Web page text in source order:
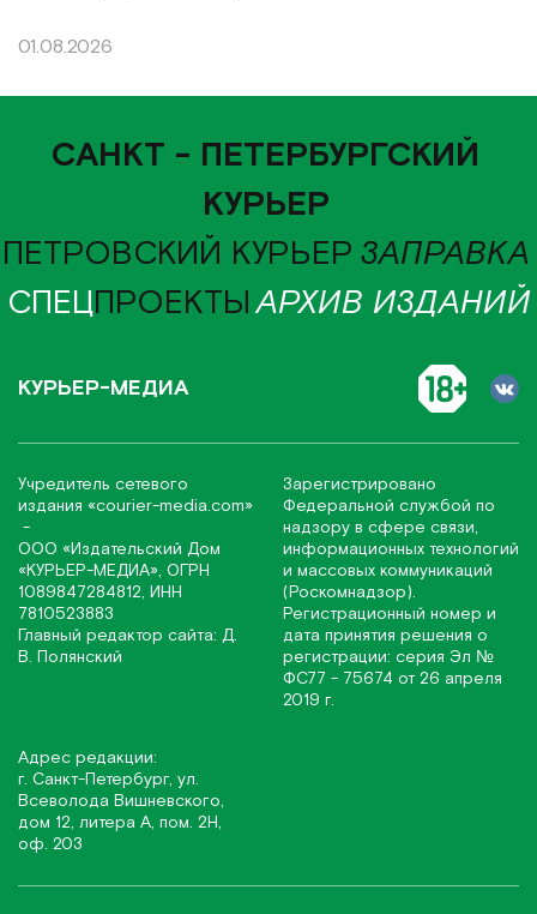
01.08.2026
САНКТ - ПЕТЕРБУРГСКИЙ
КУРЬЕР
ПЕТРОВСКИЙ КУРЬЕР ЗАПРАВКА
СПЕЦПРОЕКТЫАРХИВ ИЗДАНИЙ
КУРЬЕР-МЕДИА
Учредитель сетевого
издания «соurier-media.com»
-
ООО «Издательский Дом
«КУРЬЕР-МЕДИА», ОГРН
1089847284812, ИНН
7810523883
Главный редактор сайта: Д.
В. Полянский
Зарегистрировано
Федеральной службой по
надзору в сфере связи,
информационных технологий
и массовых коммуникаций
(Роскомнадзор).
Регистрационный номер и
дата принятия решения о
регистрации: серия Эл №
ФС77 - 75674 от 26 апреля
2019 г.
Адрес редакции:
г. Санкт-Петербург, ул.
Всеволода Вишневского,
дом 12, литера А, пом. 2Н,
оф. 203